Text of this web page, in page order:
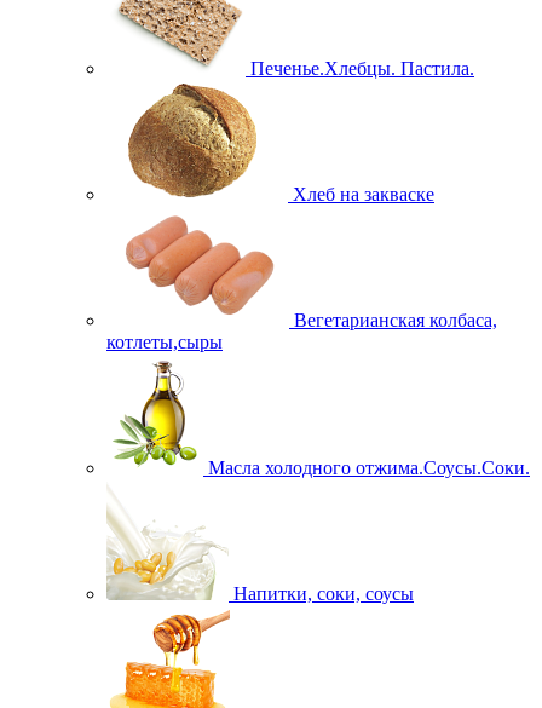
Печенье.Хлебцы. Пастила.
Хлеб на закваске
Вегетарианская колбаса,
котлеты,сыры
Масла холодного отжима.Соусы.Соки.
Напитки, соки, соусы